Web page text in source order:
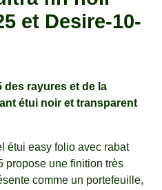
et Desire-10-
des rayures et de la
étui noir et transparent
étui easy folio avec rabat
propose une finition très
comme un portefeuille,